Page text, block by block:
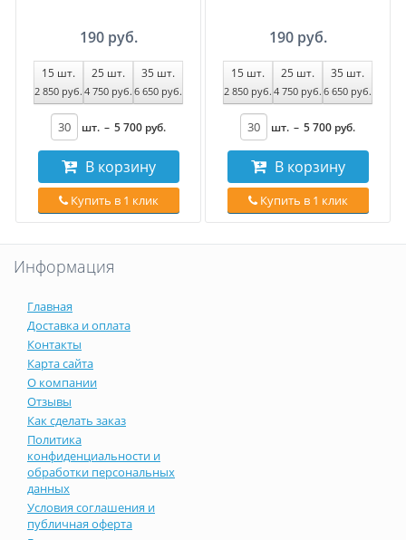
190 руб.
15 шт.
2 850 руб.
25 шт.
4 750 руб.
35 шт.
6 650 руб.
шт. – 5 700 руб.
В корзину
Купить в 1 клик
190 руб.
15 шт.
2 850 руб.
25 шт.
4 750 руб.
35 шт.
6 650 руб.
шт. – 5 700 руб.
В корзину
Купить в 1 клик
Информация
Главная
Доставка и оплата
Контакты
Карта сайта
О компании
Отзывы
Как сделать заказ
Политика
конфиденциальности и
обработки персональных
данных
Условия соглашения и
публичная оферта